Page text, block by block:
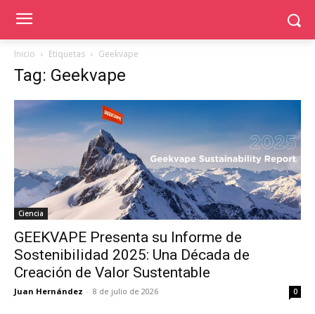
Inicio Etiquetas Geekvape
Tag: Geekvape
Ciencia
GEEKVAPE Presenta su Informe de
Sostenibilidad 2025: Una Década de
Creación de Valor Sustentable
Juan Hernández - 8 de julio de 2026 0